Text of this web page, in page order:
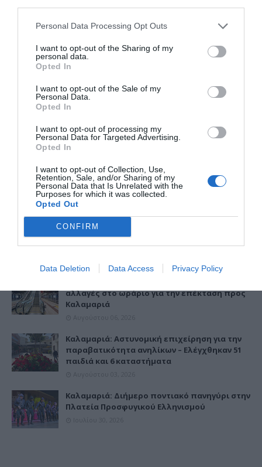
Personal Data Processing Opt Outs
I want to opt-out of the Sharing of my
personal data.
Opted In
I want to opt-out of the Sale of my
Personal Data.
Opted In
I want to opt-out of processing my
Personal Data for Targeted Advertising.
Opted In
I want to opt-out of Collection, Use,
Retention, Sale, and/or Sharing of my
Personal Data that Is Unrelated with the
Purposes for which it was collected.
Opted Out
CONFIRM
Data Deletion Data Access Privacy Policy
ΔΗΜΟΦΙΛΕΣΤΕΡΑ
Καλαμαριά: Προβλήματα υδροδότησης την
Τρίτη στον Άγιο Ιωάννη – Ποιες οδοί
επηρεάζονται
Αυγούστου 03, 2026
Μετρό Καλαμαριάς: Πέντε νέες
λεωφορειακές γραμμές – Καταργούνται οι Νο
6 και Νο 7
αλλαγές στο ωράριο για την επέκταση προς
Καλαμαριά
Καλαμαριά: Αστυνομική επιχείρηση για την
παραβατικότητα ανηλίκων – Ελέγχθηκαν 51
παιδιά και 6 καταστήματα
Καλαμαριά: Διήμερο ποντιακό πανηγύρι στην
Πλατεία Προσφυγικού Ελληνισμού